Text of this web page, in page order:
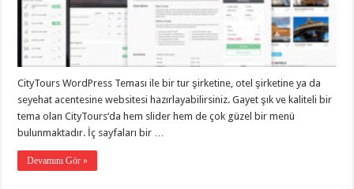
taşımacılık
gaziantep
evden
taşımacılık
gaziantep
evden
taşımacılık,
gaziantep
taşımacılık,
gaziantep
evden
CityTours WordPress Teması ile bir tur şirketine, otel şirketine ya da
seyehat acentesine websitesi hazırlayabilirsiniz. Gayet şık ve kaliteli bir
tema olan CityTours‘da hem slider hem de çok güzel bir menü
bulunmaktadır. İç sayfaları bir …
Devamını Gör »